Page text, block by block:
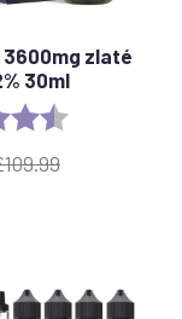
3600mg zlaté
30ml
109.99